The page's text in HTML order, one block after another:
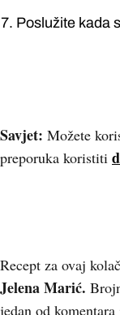
Poslužite kada
Savjet: Možete
preporuka koristiti
Recept za ovaj
Jelena Marić.
jedan od